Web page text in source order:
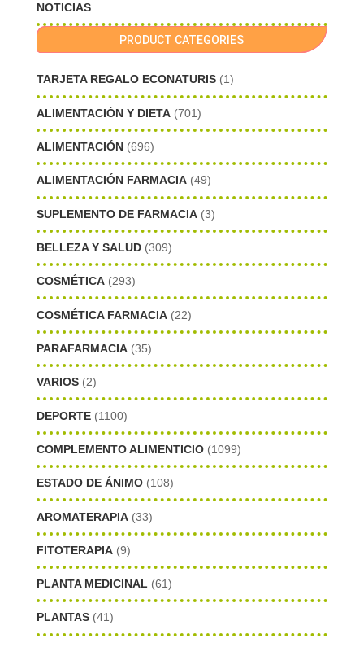
NOTICIAS
PRODUCT CATEGORIES
TARJETA REGALO ECONATURIS (1)
ALIMENTACIÓN Y DIETA (701)
ALIMENTACIÓN (696)
ALIMENTACIÓN FARMACIA (49)
SUPLEMENTO DE FARMACIA (3)
BELLEZA Y SALUD (309)
COSMÉTICA (293)
COSMÉTICA FARMACIA (22)
PARAFARMACIA (35)
VARIOS (2)
DEPORTE (1100)
COMPLEMENTO ALIMENTICIO (1099)
ESTADO DE ÁNIMO (108)
AROMATERAPIA (33)
FITOTERAPIA (9)
PLANTA MEDICINAL (61)
PLANTAS (41)